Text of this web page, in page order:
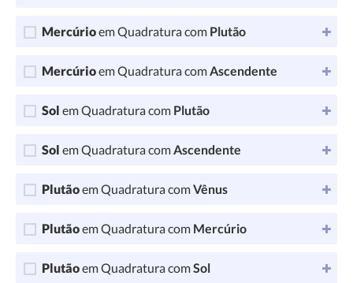
Mercúrioem Quadratura com Plutão
Mercúrioem Quadratura comAscendente
Sol em Quadratura com Plutão
Sol em Quadratura comAscendente
Plutãoem Quadratura comVênus
Plutãoem Quadratura com Mercúrio
Plutãoem Quadratura comSol